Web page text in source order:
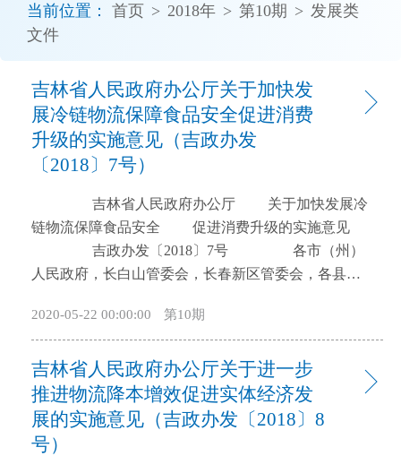
当前位置： 首页 > 2018年 > 第10期 > 发展类
文件
吉林省人民政府办公厅关于加快发
展冷链物流保障食品安全促进消费
升级的实施意见（吉政办发
〔2018〕7号）
链物流保障食品安全 促进消费升级的实施意见
人民政府，长白山管委会，长春新区管委会，各县
为贯彻落实《国务院办公厅关于加快发展冷链物
流保障食品安全促进消费升级的意见》(国办发
〔2017〕29号)，推动我省冷链物流行业健康规范发
展，保障生鲜农产品和食品消费安全，经省政府同
意，现提出以下实施意见。 一、总体要求
（一）指导思想。 全面贯彻党的十九大精神，坚
2020-05-22 00:00:00 第10期
吉林省人民政府办公厅关于进一步
推进物流降本增效促进实体经济发
展的实施意见（吉政办发〔2018〕8
号）